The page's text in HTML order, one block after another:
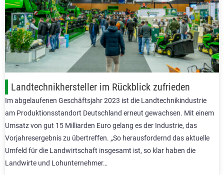
Landtechnikhersteller im Rückblick zufrieden
Im abgelaufenen Geschäftsjahr 2023 ist die Landtechnikindustrie
am Produktionsstandort Deutschland erneut gewachsen. Mit einem
Umsatz von gut 15 Milliarden Euro gelang es der Industrie, das
Vorjahresergebnis zu übertreffen. „So herausfordernd das aktuelle
Umfeld für die Landwirtschaft insgesamt ist, so klar haben die
Landwirte und Lohunternehmer…